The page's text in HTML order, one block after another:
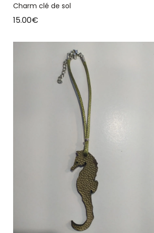
Charm clé de sol
15.00€